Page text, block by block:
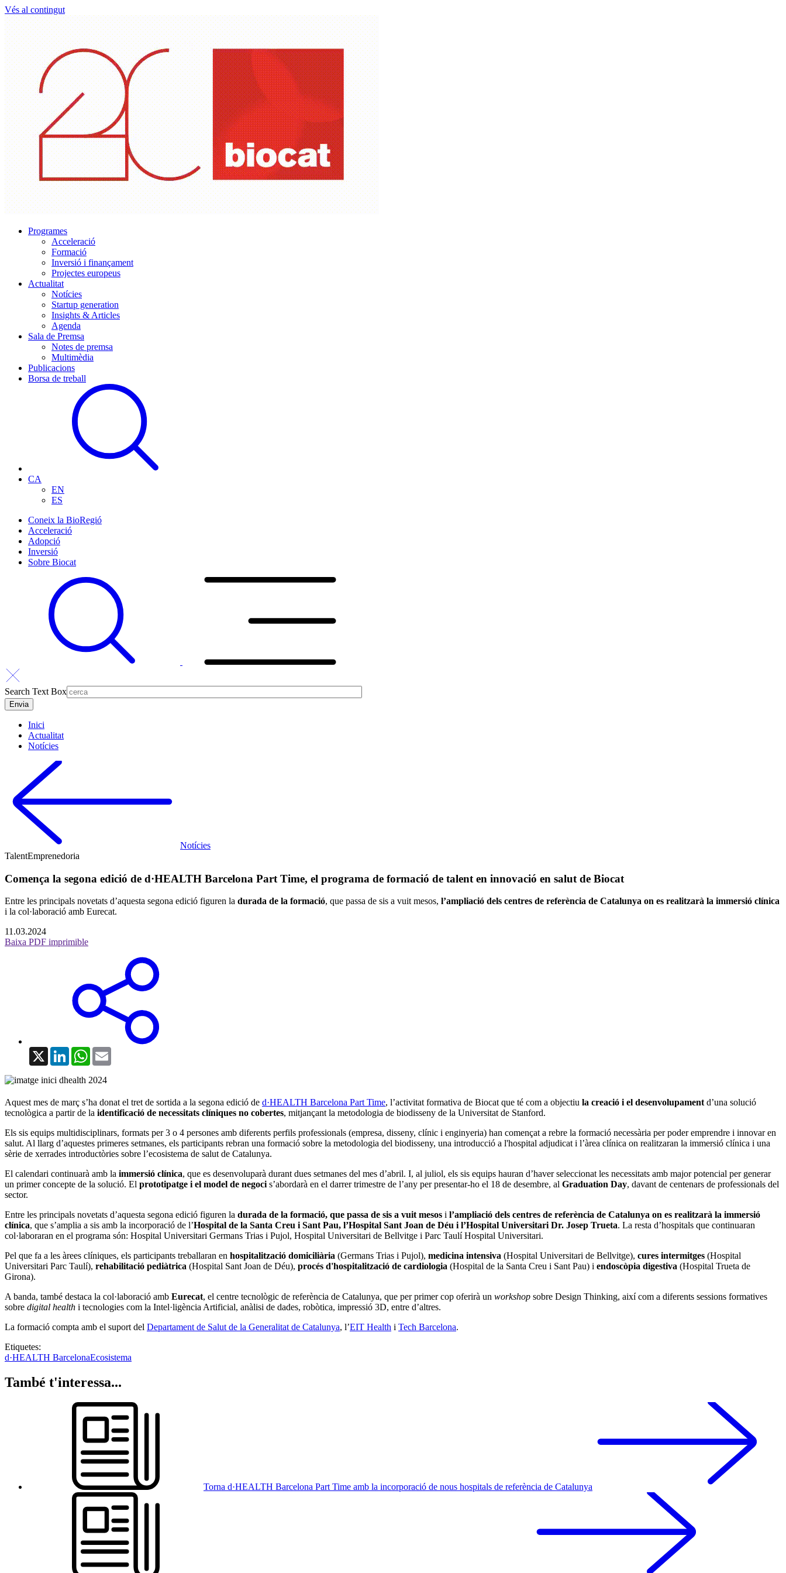
Vés al contingut
Programes
Acceleració
Formació
Inversió i finançament
Projectes europeus
Actualitat
Notícies
Startup generation
Insights & Articles
Agenda
Sala de Premsa
Notes de premsa
Multimèdia
Publicacions
Borsa de treball
CA
EN
ES
Coneix la BioRegió
Acceleració
Adopció
Inversió
Sobre Biocat
Search Text Box
Inici
Actualitat
Notícies
Notícies
TalentEmprenedoria
Comença la segona edició de d·HEALTH Barcelona Part Time, el programa de formació de talent en innovació en salut de Biocat
Entre les principals novetats d’aquesta segona edició figuren la durada de la formació, que passa de sis a vuit mesos, l’ampliació dels centres de referència de Catalunya on es realitzarà la immersió clínica
i la col·laboració amb Eurecat.
11.03.2024
Baixa PDF imprimible
X LinkedInWhatsApp
Aquest mes de març s’ha donat el tret de sortida a la segona edició de d·HEALTH Barcelona Part Time, l’activitat formativa de Biocat que té com a objectiu la creació i el desenvolupament d’una solució
tecnològica a partir de la identificació de necessitats clíniques no cobertes, mitjançant la metodologia de biodisseny de la Universitat de Stanford.
Els sis equips multidisciplinars, formats per 3 o 4 persones amb diferents perfils professionals (empresa, disseny, clínic i enginyeria) han començat a rebre la formació necessària per poder emprendre i innovar en
salut. Al llarg d’aquestes primeres setmanes, els participants rebran una formació sobre la metodologia del biodisseny, una introducció a l'hospital adjudicat i l’àrea clínica on realitzaran la immersió clínica i una
sèrie de xerrades introductòries sobre l’ecosistema de salut de Catalunya.
El calendari continuarà amb la immersió clínica, que es desenvoluparà durant dues setmanes del mes d’abril. I, al juliol, els sis equips hauran d’haver seleccionat les necessitats amb major potencial per generar
un primer concepte de la solució. El prototipatge i el model de negoci s’abordarà en el darrer trimestre de l’any per presentar-ho el 18 de desembre, al Graduation Day, davant de centenars de professionals del
sector.
Entre les principals novetats d’aquesta segona edició figuren la durada de la formació, que passa de sis a vuit mesos i l’ampliació dels centres de referència de Catalunya on es realitzarà la immersió
clínica, que s’amplia a sis amb la incorporació de l’Hospital de la Santa Creu i Sant Pau, l’Hospital Sant Joan de Déu i l’Hospital Universitari Dr. Josep Trueta. La resta d’hospitals que continuaran
col·laboraran en el programa són: Hospital Universitari Germans Trias i Pujol, Hospital Universitari de Bellvitge i Parc Taulí Hospital Universitari.
Pel que fa a les àrees clíniques, els participants treballaran en hospitalització domiciliària (Germans Trias i Pujol), medicina intensiva (Hospital Universitari de Bellvitge), cures intermitges (Hospital
Universitari Parc Taulí), rehabilitació pediàtrica (Hospital Sant Joan de Déu), procés d'hospitalització de cardiologia (Hospital de la Santa Creu i Sant Pau) i endoscòpia digestiva (Hospital Trueta de
Girona).
A banda, també destaca la col·laboració amb Eurecat, el centre tecnològic de referència de Catalunya, que per primer cop oferirà un workshop sobre Design Thinking, així com a diferents sessions formatives
sobre digital health i tecnologies com la Intel·ligència Artificial, anàlisi de dades, robòtica, impressió 3D, entre d’altres.
La formació compta amb el suport del Departament de Salut de la Generalitat de Catalunya, l’EIT Health i Tech Barcelona.
Etiquetes:
d·HEALTH BarcelonaEcosistema
També t'interessa...
Torna d·HEALTH Barcelona Part Time amb la incorporació de nous hospitals de referència de Catalunya